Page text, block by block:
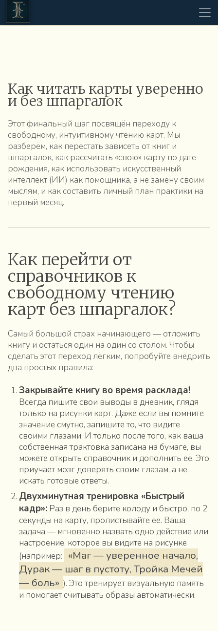
Как читать карты уверенно
и без шпаргалок
Этот финальный шаг посвящён переходу к
свободному, интуитивному чтению карт. Мы
разберём, как перестать зависеть от книг и
шпаргалок, как рассчитать «свою» карту по дате
рождения, как использовать искусственный
интеллект (ИИ) как помощника, а не замену своим
мыслям, и как составить личный план практики на
первый месяц.
Как перейти от
справочников к
свободному чтению
карт без шпаргалок?
Самый большой страх начинающего — отложить
книгу и остаться один на один со столом. Чтобы
сделать этот переход лёгким, попробуйте внедрить
два простых правила:
Закрывайте книгу во время расклада!
Всегда пишите свои выводы в дневник, глядя
только на рисунки карт. Даже если вы помните
значение смутно, запишите то, что видите
своими глазами. И только после того, как ваша
собственная трактовка записана на бумаге, вы
можете открыть справочник и дополнить её. Это
приучает мозг доверять своим глазам, а не
искать готовые ответы.
Двухминутная тренировка «Быстрый
кадр»: Раз в день берите колоду и быстро, по 2
секунды на карту, пролистывайте её. Ваша
задача — мгновенно назвать одно действие или
настроение, которое вы видите на рисунке
(например:
«Маг— уверенное начало,
Дурак— шаг в пустоту,Тройка Мечей
— боль» ). Это тренирует визуальную память
и помогает считывать образы автоматически.